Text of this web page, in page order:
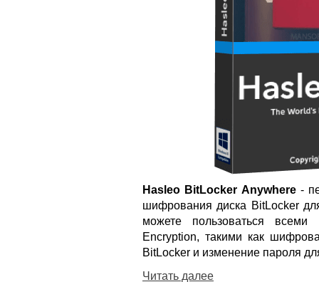
Hasleo BitLocker Anywhere-
шифрования диска BitLocker
можете пользоваться
Encryption, такими как
BitLocker и изменение пароля
Читать далее